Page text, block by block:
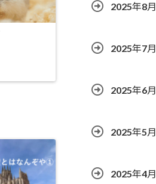
2025年8月
2025年7月
2025年6月
2025年5月
2025年4月